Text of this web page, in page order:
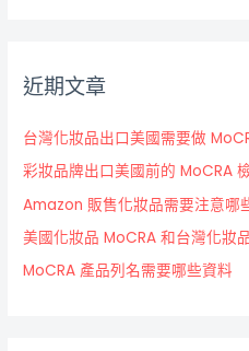
近期文章
台灣化妝品出口美國需要做
彩妝品牌出口美國前的 MoCRA
Amazon 販售化妝品需要注意哪
美國化妝品 MoCRA 和台灣化妝
MoCRA 產品列名需要哪些資料